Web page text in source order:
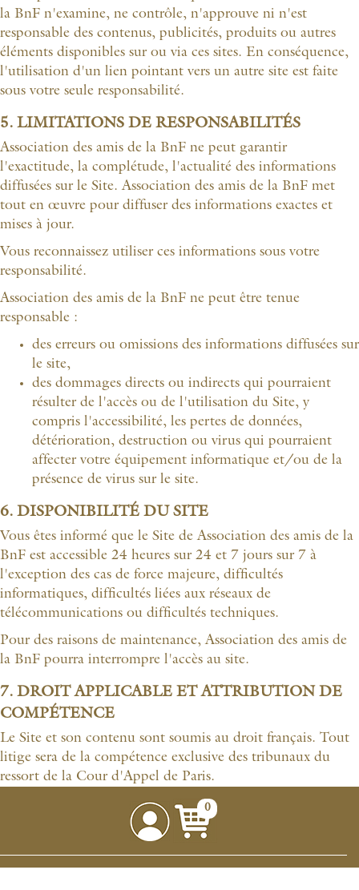
la BnF n'examine, ne contrôle, n'approuve ni n'est
responsable des contenus, publicités, produits ou autres
éléments disponibles sur ou via ces sites. En conséquence,
l'utilisation d'un lien pointant vers un autre site est faite
sous votre seule responsabilité.
5. LIMITATIONS DE RESPONSABILITÉS
Association des amis de la BnF ne peut garantir
l'exactitude, la complétude, l'actualité des informations
diffusées sur le Site. Association des amis de la BnF met
tout en œuvre pour diffuser des informations exactes et
mises à jour.
Vous reconnaissez utiliser ces informations sous votre
responsabilité.
Association des amis de la BnF ne peut être tenue
responsable :
des erreurs ou omissions des informations diffusées sur
le site,
des dommages directs ou indirects qui pourraient
résulter de l'accès ou de l'utilisation du Site, y
compris l'accessibilité, les pertes de données,
détérioration, destruction ou virus qui pourraient
affecter votre équipement informatique et/ou de la
présence de virus sur le site.
6. DISPONIBILITÉ DU SITE
Vous êtes informé que le Site de Association des amis de la
BnF est accessible 24 heures sur 24 et 7 jours sur 7 à
l'exception des cas de force majeure, difficultés
informatiques, difficultés liées aux réseaux de
télécommunications ou difficultés techniques.
Pour des raisons de maintenance, Association des amis de
la BnF pourra interrompre l'accès au site.
7. DROIT APPLICABLE ET ATTRIBUTION DE
COMPÉTENCE
Le Site et son contenu sont soumis au droit français. Tout
litige sera de la compétence exclusive des tribunaux du
ressort de la Cour d'Appel de Paris.
0